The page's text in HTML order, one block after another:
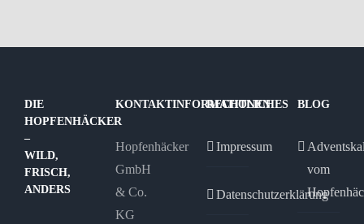
können
der
Produktseite
Optionen
auf
Produktseite
DIE
HOPFENHÄCKER
–
WILD,
FRISCH,
ANDERS
KONTAKTINFORMATIONEN
Hopfenhäcker
GmbH
& Co.
KG
RECHTLICHES
Impressum
Datenschutzerklärung
BLOG
vom